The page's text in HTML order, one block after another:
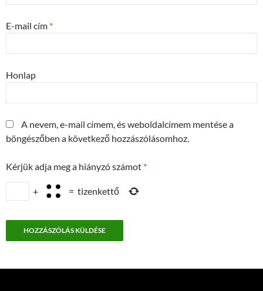
E-mail cím *
Honlap
A nevem, e-mail címem, és weboldalcímem mentése a
böngészőben a következő hozzászólásomhoz.
Kérjük adja meg a hiányzó számot *
+ = tizenkettő